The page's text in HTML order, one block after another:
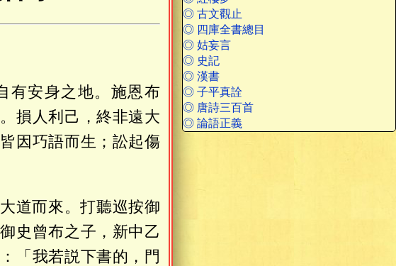
◎ 古文觀止
◎ 四庫全書總目
◎ 姑妄言
◎ 史記
◎ 漢書
◎ 子平真詮
◎ 唐詩三百首
◎ 論語正義
有安身之地。施恩布
損人利己，終非遠大
因巧語而生；訟起傷
道而來。打聽巡按御
史曾布之子，新中乙
「我若説下書的，門